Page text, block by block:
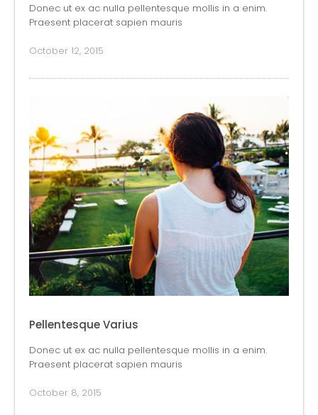
Donec ut ex ac nulla pellentesque mollis in a enim.
Praesent placerat sapien mauris
October 12, 2015
Pellentesque Varius
Donec ut ex ac nulla pellentesque mollis in a enim.
Praesent placerat sapien mauris
October 8, 2015